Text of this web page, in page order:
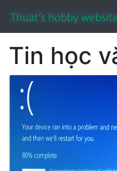
Tin học